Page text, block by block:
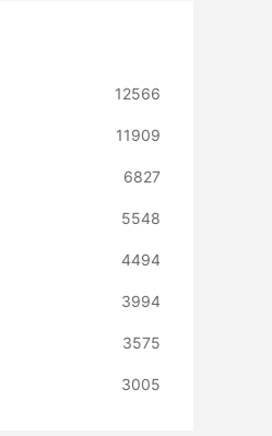
12566
11909
6827
5548
4494
3994
3575
3005